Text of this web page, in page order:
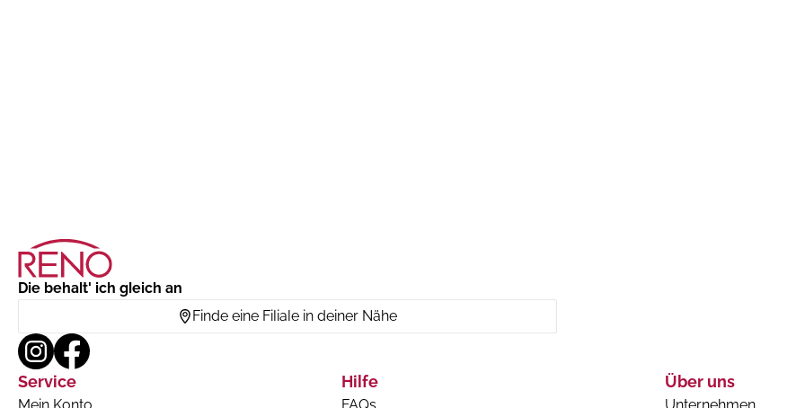
Die behalt' ich gleich an
Finde eine Filiale in deiner Nähe
Service Hilfe Über uns